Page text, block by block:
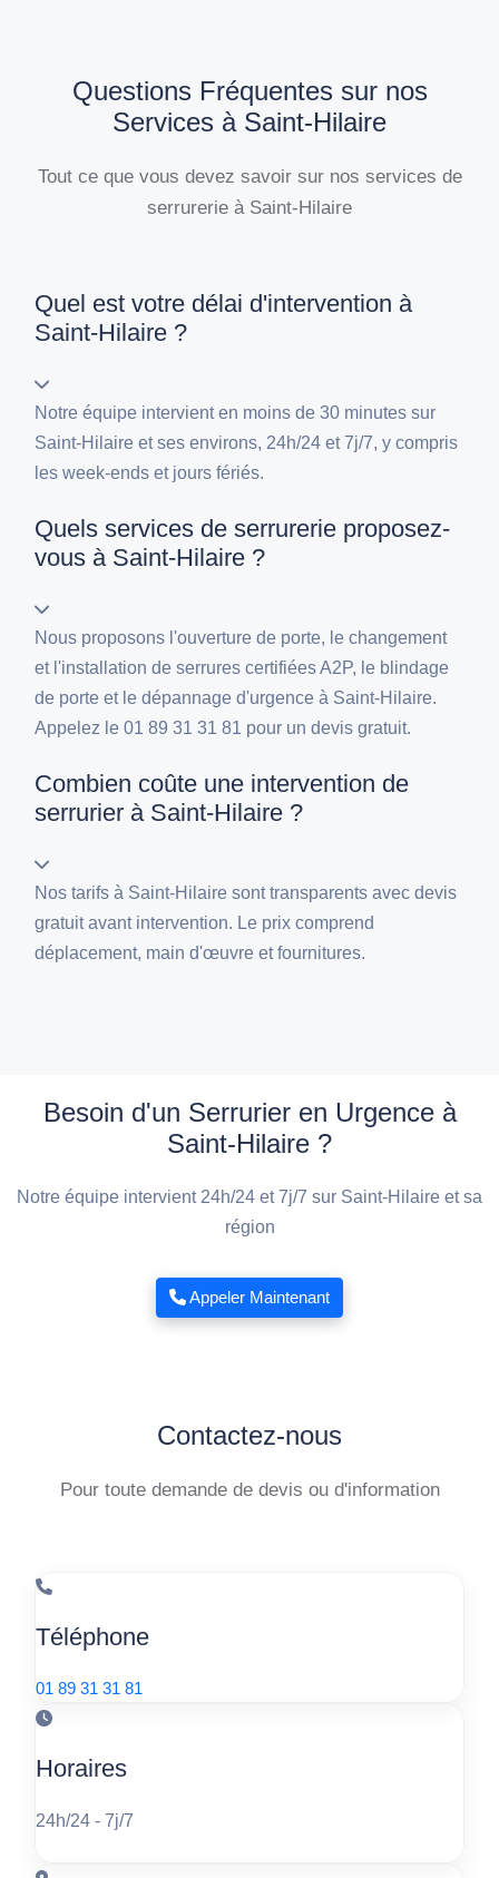
Questions Fréquentes sur nos
Services à Saint-Hilaire
Tout ce que vous devez savoir sur nos services de
serrurerie à Saint-Hilaire
Quel est votre délai d'intervention à
Saint-Hilaire ?
Notre équipe intervient en moins de 30 minutes sur
Saint-Hilaire et ses environs, 24h/24 et 7j/7, y compris
les week-ends et jours fériés.
Quels services de serrurerie proposez-
vous à Saint-Hilaire ?
Nous proposons l'ouverture de porte, le changement
et l'installation de serrures certifiées A2P, le blindage
de porte et le dépannage d'urgence à Saint-Hilaire.
Appelez le 01 89 31 31 81 pour un devis gratuit.
Combien coûte une intervention de
serrurier à Saint-Hilaire ?
Nos tarifs à Saint-Hilaire sont transparents avec devis
gratuit avant intervention. Le prix comprend
déplacement, main d'œuvre et fournitures.
Besoin d'un Serrurier en Urgence à
Saint-Hilaire ?
Notre équipe intervient 24h/24 et 7j/7 sur Saint-Hilaire et sa
région
Appeler Maintenant
Contactez-nous
Pour toute demande de devis ou d'information
Téléphone
01 89 31 31 81
Horaires
24h/24 - 7j/7